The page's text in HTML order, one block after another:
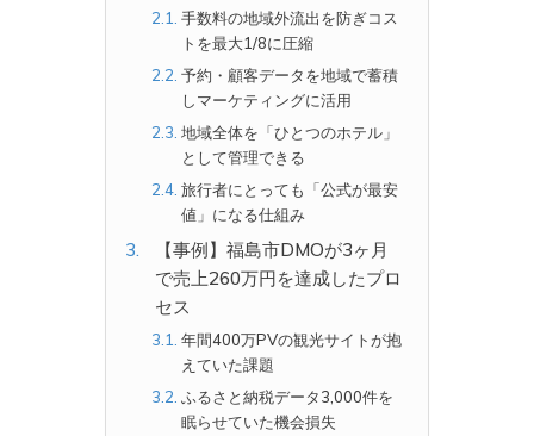
手数料の地域外流出を防ぎコス
トを最大1/8に圧縮
予約・顧客データを地域で蓄積
しマーケティングに活用
地域全体を「ひとつのホテル」
として管理できる
旅行者にとっても「公式が最安
値」になる仕組み
【事例】福島市DMOが3ヶ月
で売上260万円を達成したプロ
セス
年間400万PVの観光サイトが抱
えていた課題
ふるさと納税データ3,000件を
眠らせていた機会損失